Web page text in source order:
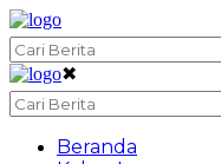
✖
Beranda